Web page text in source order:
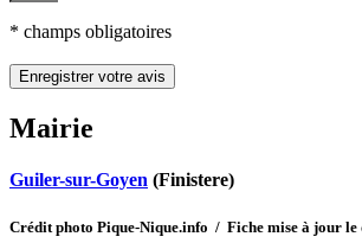
* champs obligatoires
Mairie
Guiler-sur-Goyen (Finistere)
Crédit photo Pique-Nique.info / Fiche mise à jour le